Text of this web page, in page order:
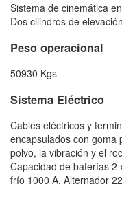
Sistema de cinemática
Dos cilindros de
Peso operacional
50930 Kgs
Sistema Eléctrico
Cables eléctricos y
encapsulados con goma
polvo, la vibración y el
Capacidad de baterías 2
frío 1000 A. Alternador